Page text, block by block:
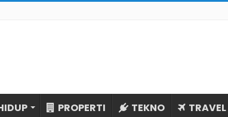
PROPERTI TEKNO TRAVEL